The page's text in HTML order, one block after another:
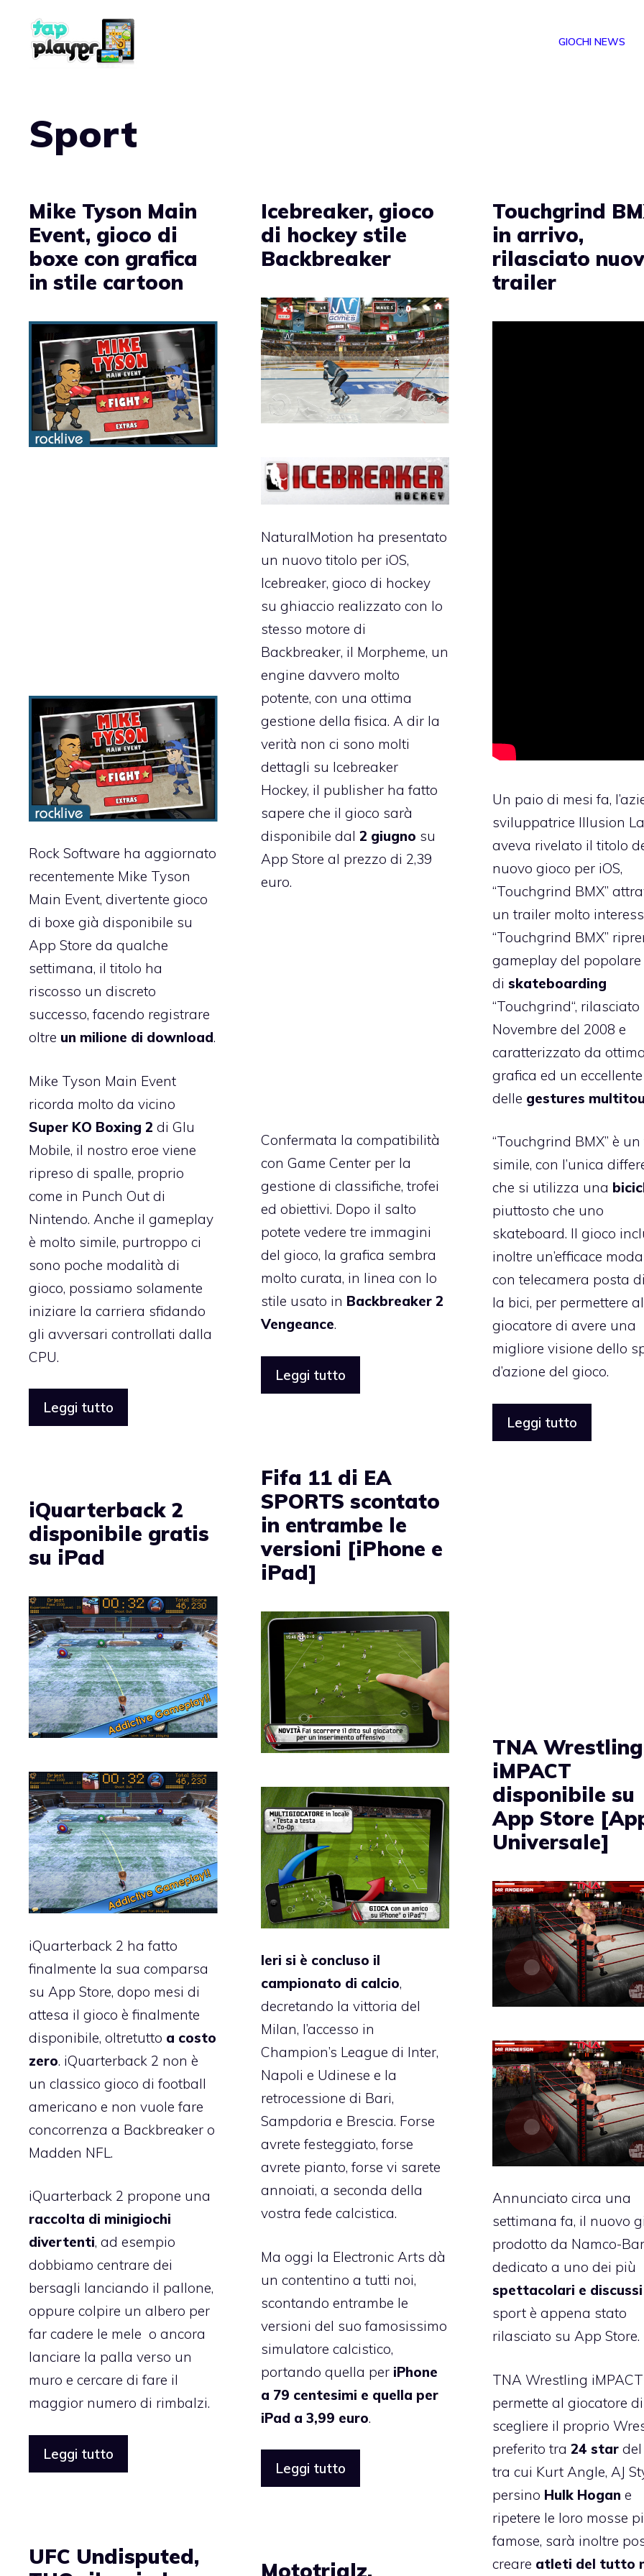
contenuto
GIOCHI NEWS
Sport
Mike Tyson Main
Event, gioco di
boxe con grafica
in stile cartoon
Rock Software ha aggiornato
recentemente Mike Tyson
Main Event, divertente gioco
di boxe già disponibile su
App Store da qualche
settimana, il titolo ha
riscosso un discreto
successo, facendo registrare
oltre un milione di download.
Mike Tyson Main Event
ricorda molto da vicino
Super KO Boxing 2 di Glu
Mobile, il nostro eroe viene
ripreso di spalle, proprio
come in Punch Out di
Nintendo. Anche il gameplay
è molto simile, purtroppo ci
sono poche modalità di
gioco, possiamo solamente
iniziare la carriera sfidando
gli avversari controllati dalla
CPU.
Leggi tutto
Icebreaker, gioco
di hockey stile
Backbreaker
NaturalMotion ha presentato
un nuovo titolo per iOS,
Icebreaker, gioco di hockey
su ghiaccio realizzato con lo
stesso motore di
Backbreaker, il Morpheme, un
engine davvero molto
potente, con una ottima
gestione della fisica. A dir la
verità non ci sono molti
dettagli su Icebreaker
Hockey, il publisher ha fatto
sapere che il gioco sarà
disponibile dal 2 giugno su
App Store al prezzo di 2,39
euro.
Confermata la compatibilità
con Game Centerper la
gestione di classifiche, trofei
ed obiettivi. Dopo il salto
potete vedere tre immagini
del gioco, la grafica sembra
molto curata, in linea con lo
stile usato in Backbreaker 2
Vengeance.
Leggi tutto
Touchgrind
in arrivo,
rilasciato
trailer
Un paio di mesi fa,
sviluppatrice Illusion
aveva rivelato il titolo
nuovo gioco per iOS,
“Touchgrind BMX”
untrailer molto
“Touchgrind BMX”
gameplay del
diskateboarding
“Touchgrind“,
Novembre del 2008 e
caratterizzato da
grafica ed un
delle gestures
“Touchgrind BMX” è
simile, con l’unica
che si utilizza una
piuttosto che uno
skateboard. Il gioco
inoltre un’efficace
con telecamera posta
la bici, per permettere al
giocatore di avere una
migliore visione dello
d’azione del gioco.
Leggi tutto
Fifa 11 di EA
SPORTS scontato
in entrambe le
versioni [iPhone e
iPad]
Ieri si è concluso il
campionato di calcio,
decretando la vittoria del
Milan, l’accesso in
Champion’s League di Inter,
Napoli e Udinese e la
retrocessione di Bari,
Sampdoria e Brescia. Forse
avrete festeggiato, forse
avrete pianto, forse vi sarete
annoiati, a seconda della
vostra fede calcistica.
Ma oggi la Electronic Arts dà
un contentino a tutti noi,
scontando entrambe le
versioni del suo famosissimo
simulatore calcistico,
portando quella per iPhone
a 79 centesimi e quella per
iPad a 3,99 euro.
Leggi tutto
iQuarterback 2
disponibile gratis
su iPad
iQuarterback 2 ha fatto
finalmente la sua comparsa
su App Store, dopo mesi di
attesa il gioco è finalmente
disponibile, oltretutto a costo
zero. iQuarterback 2 non è
un classico gioco di football
americano e non vuole fare
concorrenza a Backbreaker o
Madden NFL.
iQuarterback 2 propone una
raccolta di minigiochi
divertenti, ad esempio
dobbiamo centrare dei
bersagli lanciando il pallone,
oppure colpire un albero per
far cadere le mele o ancora
lanciare la palla verso un
muro e cercare di fare il
maggior numero di rimbalzi.
Leggi tutto
TNA Wrestling
iMPACT
disponibile su
App Store
Universale]
Annunciato circa una
settimana fa, il nuovo
prodotto da Namco-
dedicato a uno dei più
spettacolari e discussi
sport è appena stato
rilasciato su App Store.
TNA Wrestling iMPACT
permette al giocatore di
scegliere il proprio
preferito tra24 star
tra cui Kurt Angle, AJ
persino Hulk Hogane
ripetere le loro mosse
famose, sarà inoltre
creare atleti del tutto
UFC Undisputed,
Mototrialz,